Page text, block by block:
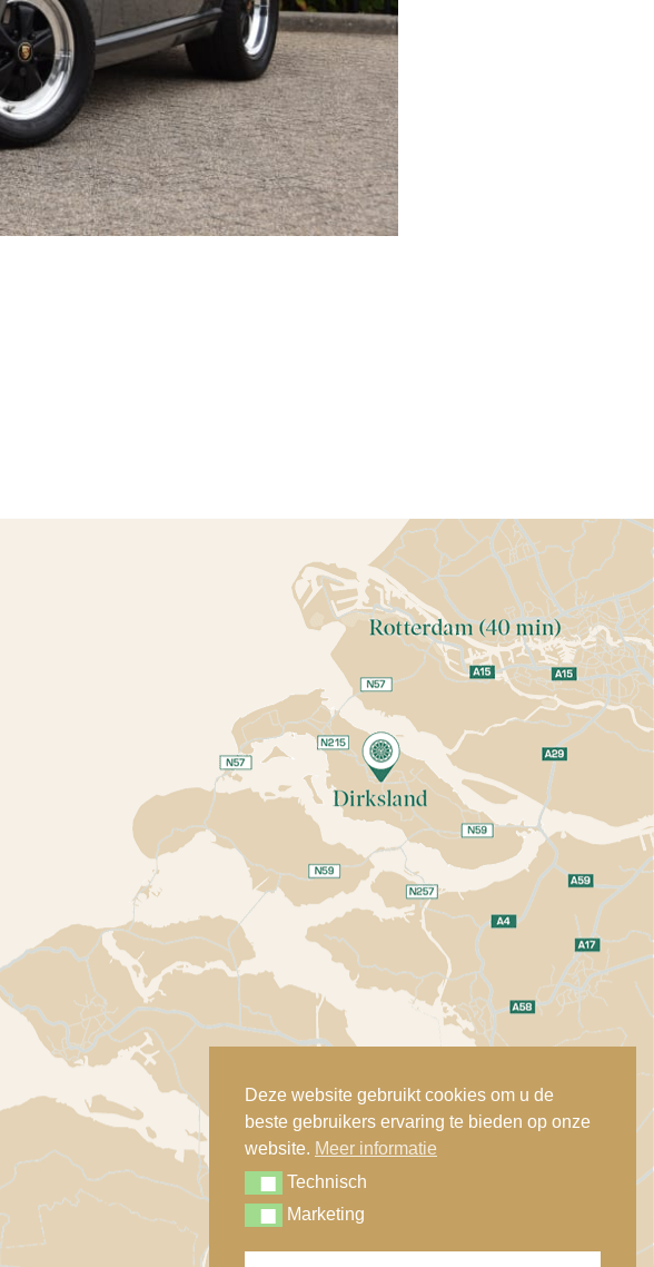
Deze website gebruikt cookies om u de
beste gebruikers ervaring te bieden op onze
website. Meer informatie
TechnischTechnisch
MarketingMarketing